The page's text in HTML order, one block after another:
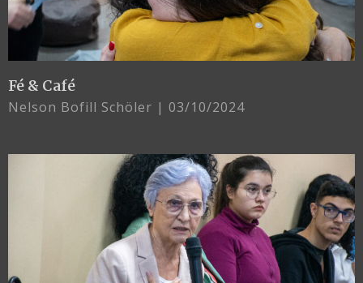
Fé & Café
Nelson Bofill Schöler 03/10/2024